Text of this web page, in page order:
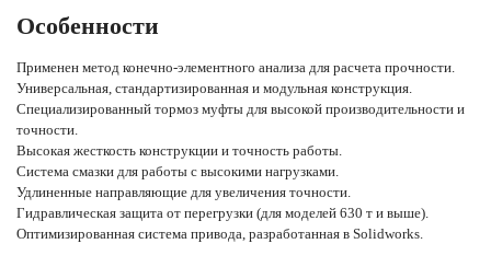
Особенности
Применен метод конечно-элементного анализа для расчета прочности.
Универсальная, стандартизированная и модульная конструкция.
Специализированный тормоз муфты для высокой производительности и
точности.
Высокая жесткость конструкции и точность работы.
Система смазки для работы с высокими нагрузками.
Удлиненные направляющие для увеличения точности.
Гидравлическая защита от перегрузки (для моделей 630 т и выше).
Оптимизированная система привода, разработанная в Solidworks.